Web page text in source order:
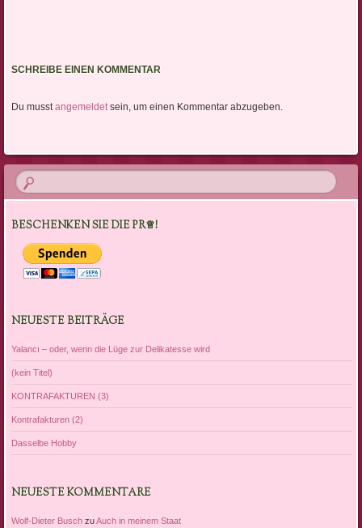
SCHREIBE EINEN KOMMENTAR
Du musstangemeldetsein, um einen Kommentar abzugeben.
BESCHENKEN SIE DIE PR♕!
NEUESTE BEITRÄGE
Yalancı – oder, wenn die Lüge zur Delikatesse wird
(kein Titel)
KONTRAFAKTUREN (3)
Kontrafakturen (2)
Dasselbe Hobby
NEUESTE KOMMENTARE
Wolf-Dieter BuschzuAuch in meinem Staat